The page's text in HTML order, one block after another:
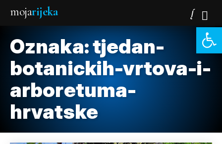
mojarijeka
Oznaka:tjedan-
botanickih-vrtova-i-
arboretuma-
hrvatske